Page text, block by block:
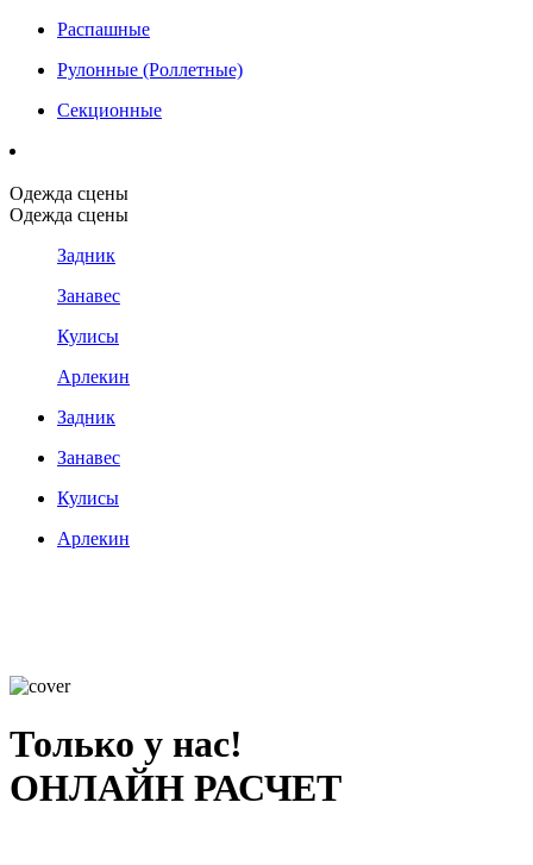
Распашные
Рулонные (Роллетные)
Секционные
Одежда сцены
Одежда сцены
Задник
Занавес
Кулисы
Арлекин
Задник
Занавес
Кулисы
Арлекин
Только у нас!
ОНЛАЙН РАСЧЕТ